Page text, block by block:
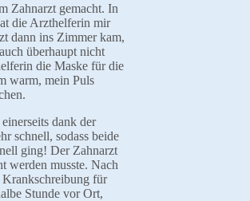
Zahnarzt gemacht. In
die Arzthelferin mir
dann ins Zimmer kam,
überhaupt nicht
die Maske für die
warm, mein Puls
dank der
schnell, sodass beide
ging! Der Zahnarzt
werden musste. Nach
für
Stunde vor Ort,